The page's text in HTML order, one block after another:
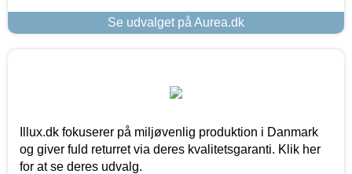
Se udvalget på Aurea.dk
Illux.dk fokuserer på miljøvenlig produktion i Danmark
og giver fuld returret via deres kvalitetsgaranti. Klik her
for at se deres udvalg.